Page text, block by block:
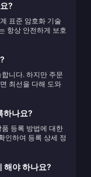
?
표준 암호화 기술
항상 안전하게 보호
니다. 하지만 주문
최선을 다해 도와
하나요?
등록 방법에 대한
인하여 등록 상세 정
해야 하나요?